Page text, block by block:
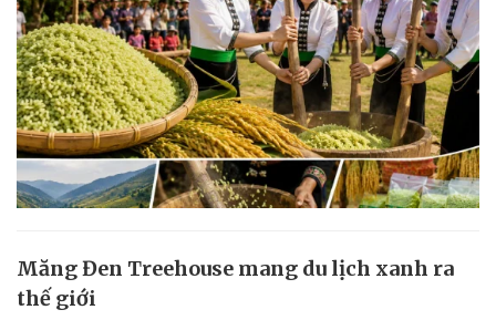
Măng Đen Treehouse mang du lịch xanh ra
thế giới